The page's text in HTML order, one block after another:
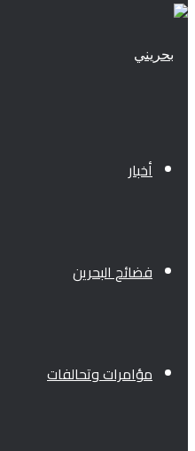
أخبار
فضائح البحرين
مؤامرات وتحالفات